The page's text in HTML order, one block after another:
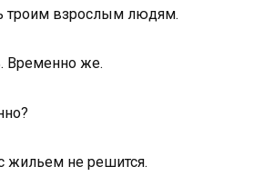
троим взрослым людям.
Временно же.
жильем не решится.